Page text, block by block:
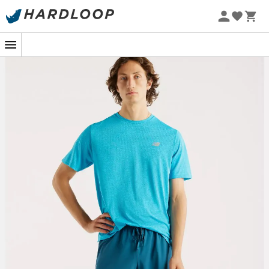
Sommarerbjudanden 🔥 -5 % EXTRA vid köp av 2 produkter*